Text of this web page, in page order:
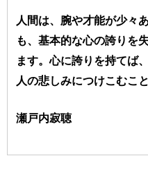
人間は、腕や才能が少々
も、基本的な心の誇りを
ます。心に誇りを持てば
人の悲しみにつけこむこ
瀬戸内寂聴